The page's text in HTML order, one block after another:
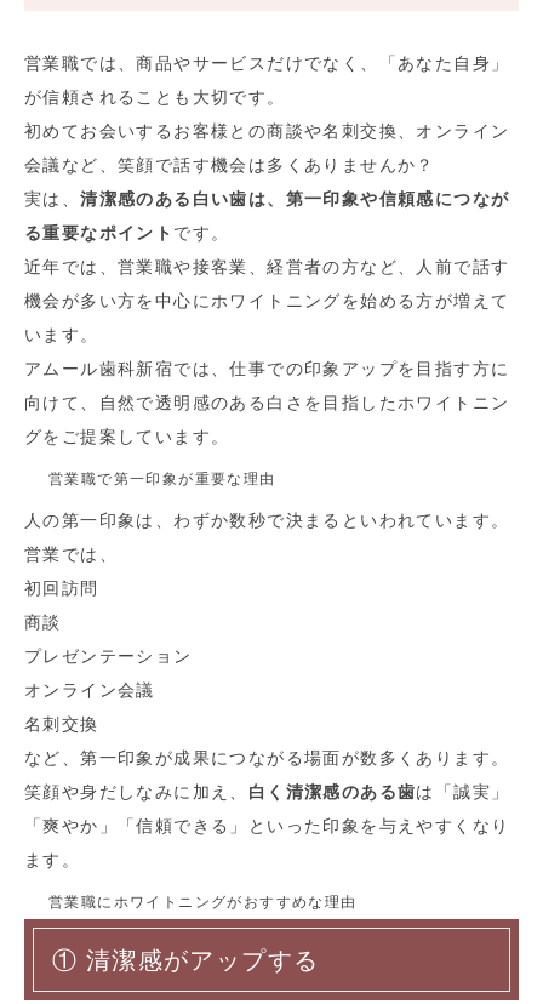
営業職では、商品やサービスだけでなく、「あなた自身」
が信頼されることも大切です。
初めてお会いするお客様との商談や名刺交換、オンライン
会議など、笑顔で話す機会は多くありませんか？
実は、清潔感のある白い歯は、第一印象や信頼感につなが
る重要なポイント です。
近年では、営業職や接客業、経営者の方など、人前で話す
機会が多い方を中心にホワイトニングを始める方が増えて
います。
アムール歯科新宿では、仕事での印象アップを目指す方に
向けて、自然で透明感のある白さを目指したホワイトニン
グをご提案しています。
営業職で第一印象が重要な理由
人の第一印象は、わずか数秒で決まるといわれています。
営業では、
初回訪問
商談
プレゼンテーション
オンライン会議
名刺交換
など、第一印象が成果につながる場面が数多くあります。
笑顔や身だしなみに加え、 白く清潔感のある歯は「誠実」
「爽やか」「信頼できる」といった印象を与えやすくなり
ます。
営業職にホワイトニングがおすすめな理由
① 清潔感がアップする